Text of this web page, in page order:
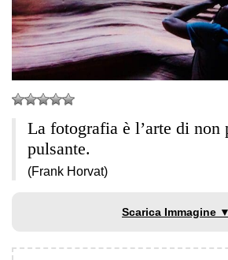
La fotografia è l’arte di non
pulsante.
(Frank Horvat)
Scarica Immagine ▼